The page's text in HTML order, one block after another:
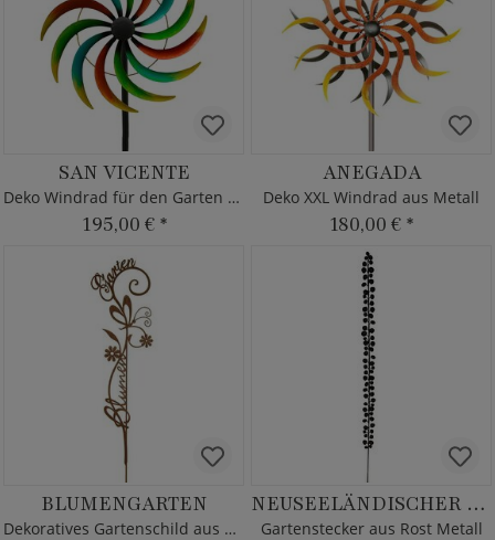
SAN VICENTE
Deko Windrad für den Garten - Metall
195,00 € *
ANEGADA
Deko XXL Windrad aus Metall
180,00 € *
BLUMENGARTEN
Dekoratives Gartenschild aus Metall
NEUSEELÄNDISCHER EFEU
Gartenstecker aus Rost Metall